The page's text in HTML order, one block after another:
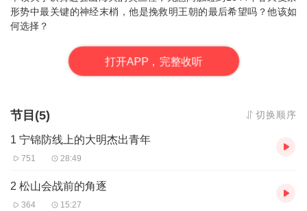
形势中最关键的神经末梢，他是挽救明王朝的最后希望吗？他该如
何选择？
打开APP，完整收听
节目(5) 切换顺序
1 宁锦防线上的大明杰出青年
751 28:49
2 松山会战前的角逐
364 15:27